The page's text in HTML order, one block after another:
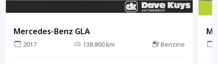
Mercedes-Benz GLA
2017 138.800 km Benzine